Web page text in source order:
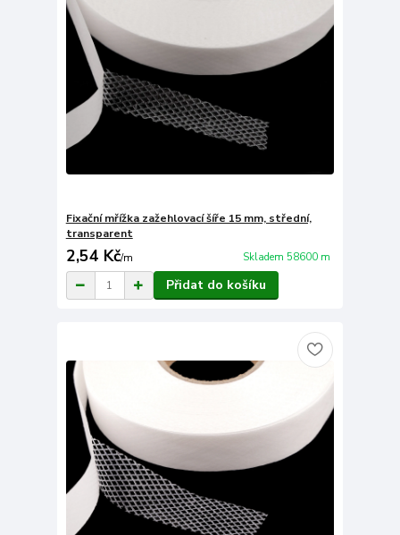
Fixační mřížka zažehlovací šíře 15 mm, střední,
transparent
2,54 Kč/m Skladem 58600 m
Přidat do košíku